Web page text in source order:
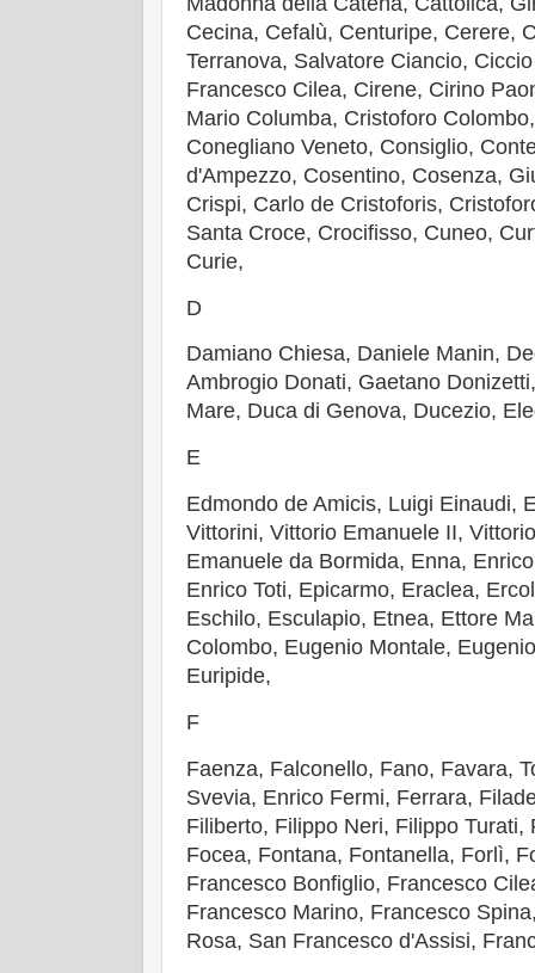
Cecina, Cefalù, Centuripe, Cerere,
Terranova, Salvatore Ciancio,
Francesco Cilea, Cirene, Cirino
Mario Columba, Cristoforo
Conegliano Veneto, Consiglio,
d'Ampezzo, Cosentino, Cosenza,
Crispi, Carlo de Cristoforis,
Santa Croce, Crocifisso, Cuneo,
Curie,
D
Damiano Chiesa, Daniele Manin,
Ambrogio Donati, Gaetano
Mare, Duca di Genova, Ducezio,
E
Edmondo de Amicis, Luigi Einaudi,
Vittorini, Vittorio Emanuele II,
Emanuele da Bormida, Enna,
Enrico Toti, Epicarmo, Eraclea,
Eschilo, Esculapio, Etnea, Ettore
Colombo, Eugenio Montale,
Euripide,
F
Faenza, Falconello, Fano, Favara,
Svevia, Enrico Fermi, Ferrara,
Filiberto, Filippo Neri, Filippo
Focea, Fontana, Fontanella, Forlì,
Francesco Bonfiglio, Francesco
Francesco Marino, Francesco
Rosa, San Francesco d'Assisi,